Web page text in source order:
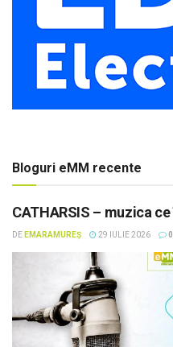
Bloguri eMM recente
CATHARSIS – muzica
DE EMARAMUREȘ 29 IULIE 2026 0